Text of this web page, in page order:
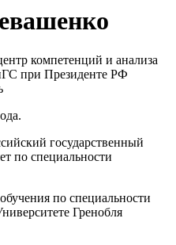
компетенций и анализа
при Президенте РФ
государственный
по специальности
по специальности
Гренобля